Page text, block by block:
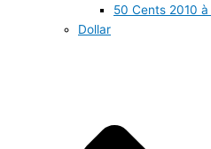
50 Cents 2010 à
Dollar